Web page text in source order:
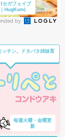
セガフェイブ
｜HugKum)
by
ッチン。ドタバタ姉妹育
毎週火曜・金曜更
新